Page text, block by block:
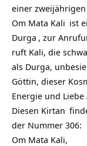
einer zweijährigen
Om Mata Kali ist
Durga , zur
ruft Kali, die
als Durga,
Göttin, dieser
Energie und Liebe .
Diesen Kirtan
der Nummer 306:
Om Mata Kali,